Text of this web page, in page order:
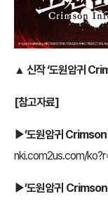
▲ 신작‘도원암귀
[참고자료]
▶’도원암귀 Crimson
nki.com2us.com/
▶’도원암귀